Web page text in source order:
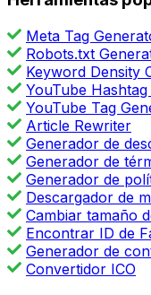
Meta Tag
Robots.txt
Keyword Density
YouTube
YouTube Tag
Article Rewriter
Generador de
Generador de
Generador de
Descargador de
Cambiar tamaño
Encontrar ID de
Generador de
Convertidor ICO